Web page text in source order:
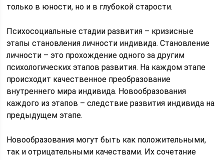
только в юности, но и в глубокой старости.
Психосоциальные стадии развития – кризисные
этапы становления личности индивида. Становление
личности – это прохождение одного за другим
психологических этапов развития. На каждом этапе
происходит качественное преобразование
внутреннего мира индивида. Новообразования
каждого из этапов – следствие развития индивида на
предыдущем этапе.
Новообразования могут быть как положительными,
так и отрицательными качествами. Их сочетание